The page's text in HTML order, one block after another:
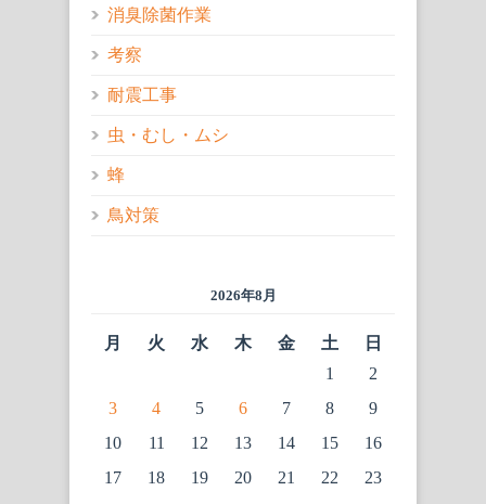
消臭除菌作業
考察
耐震工事
虫・むし・ムシ
蜂
鳥対策
2026年8月
月 火 水 木 金 土
日
1
2
3
4 5 6 7 8
9
10
11 12 13 14 15
16
17
18 19 20 21 22
23